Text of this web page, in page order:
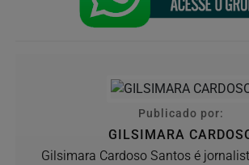
Publicado por:
GILSIMARA
Gilsimara Cardoso Santos é